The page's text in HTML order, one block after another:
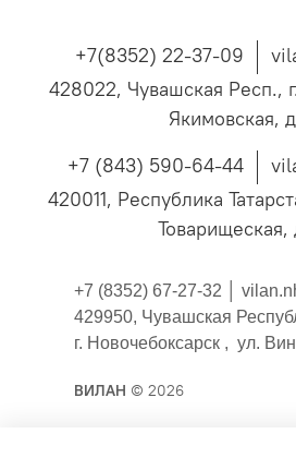
+7(8352) 22-37-09
428022, Чувашская Респ.,
Якимовская,
+7 (843) 590-64-44
420011, Республика
Товарищеская,
+7 (8352) 67-27-32 │
429950, Чувашская
г. Новочебоксарск , ул.
ВИЛАН © 2026